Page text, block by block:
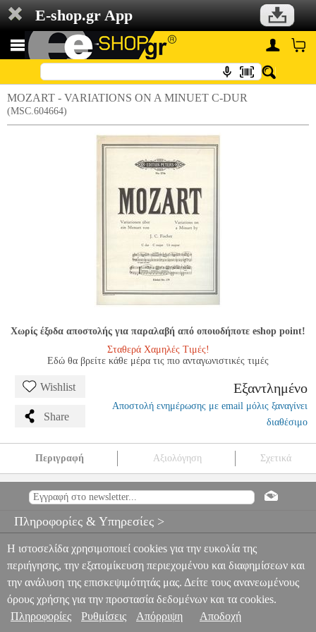
E-shop.gr App
MOZART - VARIATIONS ON A MINUET C-DUR
(MSC.604664)
Χωρίς έξοδα αποστολής για παραλαβή από οποιοδήποτε eshop point!
Σταθερά Χαμηλές Τιμές!
Εδώ θα βρείτε κάθε μέρα τις πιο ανταγωνιστικές τιμές
Wishlist
Share
Εξαντλημένο
Αποστολή ενημέρωσης με email μόλις ξαναγίνει
διαθέσιμο
Περιγραφή Αξιολόγηση Σχετικά
MSC.604664 EDITION PETERS EDITION PETERS
ΜΟΥΣΙΚΑ
C-DUR
Πληροφορίες & Υπηρεσίες >
Η ιστοσελίδα χρησιμοποιεί cookies για την ευκολία της
περιήγησης, την εξατομίκευση περιεχομένου και διαφημίσεων και
την ανάλυση της επισκεψιμότητάς μας. Δείτε τους ανανεωμένους
όρους χρήσης για την προστασία δεδομένων και τα cookies.
Πληροφορίες
Ρυθμίσεις Απόρριψη Αποδοχή